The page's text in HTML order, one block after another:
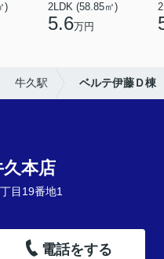
)
2LDK (58.85㎡)
5.6万円
牛久駅 ベルテ伊藤Ｄ棟
本店
目19番地1
電話をする